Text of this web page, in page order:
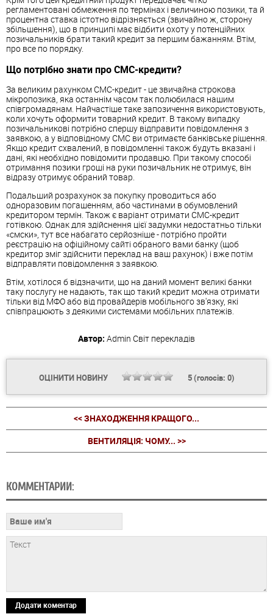
регламентовані обмеження по термінах і величиною позики, та й
процентна ставка істотно відрізняється (звичайно ж, сторону
збільшення), що в принципі має відбити охоту у потенційних
позичальників брати такий кредит за першим бажанням. Втім,
про все по порядку.
Що потрібно знати про СМС-кредити?
За великим рахунком СМС-кредит - це звичайна строкова
мікропозика, яка останнім часом так полюбилася нашим
співгромадянам. Найчастіше таке запозичення використовують,
коли хочуть оформити товарний кредит. В такому випадку
позичальникові потрібно спершу відправити повідомлення з
заявкою, а у відповідному СМС ви отримаєте банківське рішення.
Якщо кредит схвалений, в повідомленні також будуть вказані і
дані, які необхідно повідомити продавцю. При такому способі
отримання позики гроші на руки позичальник не отримує, він
відразу отримує обраний товар.
Подальший розрахунок за покупку проводиться або
одноразовим погашенням, або частинами в обумовлений
кредитором термін. Також є варіант отримати СМС-кредит
готівкою. Однак для здійснення цієї задумки недостатньо тільки
«смски», тут все набагато серйозніше - потрібно пройти
реєстрацію на офіційному сайті обраного вами банку (щоб
кредитор зміг здійснити переклад на ваш рахунок) і вже потім
відправляти повідомлення з заявкою.
Втім, хотілося б відзначити, що на даний момент великі банки
таку послугу не надають, так що такий кредит можна отримати
тільки від МФО або від провайдерів мобільного зв'язку, які
співпрацюють з деякими системами мобільних платежів.
Автор: Admin Світ перекладів
ОЦІНИТИ НОВИНУ 5(голосів: 0)
<< ЗНАХОДЖЕННЯ КРАЩОГО...
ВЕНТИЛЯЦІЯ: ЧОМУ... >>
КОММЕНТАРИИ:
Додати коментар